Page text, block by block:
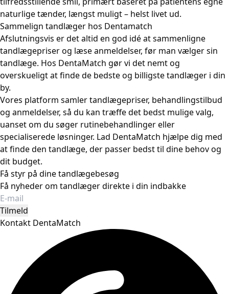
naturlige tænder, længst muligt – helst livet ud.
Sammelign tandlæger hos Dentamatch
Afslutningsvis er det altid en god idé at sammenligne
tandlægepriser og læse anmeldelser, før man vælger sin
tandlæge. Hos DentaMatch gør vi det nemt og
overskueligt at finde de bedste og billigste tandlæger i din
by.
Vores platform samler tandlægepriser, behandlingstilbud
og anmeldelser, så du kan træffe det bedst mulige valg,
uanset om du søger rutinebehandlinger eller
specialiserede løsninger. Lad DentaMatch hjælpe dig med
at finde den tandlæge, der passer bedst til dine behov og
dit budget.
Få styr på dine tandlægebesøg
Få nyheder om tandlæger direkte i din indbakke
Tilmeld
Kontakt DentaMatch